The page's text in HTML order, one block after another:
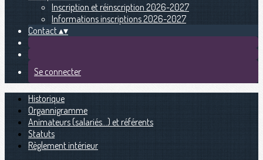
Inscription et réinscription 2026-2027
Informations inscriptions 2026-2027
Contact▴▾
Se connecter
Historique
Organnigramme
Animateurs (salariés...) et référents
Statuts
Règlement intérieur